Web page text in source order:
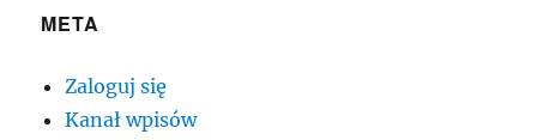
META
Zaloguj się
Kanał wpisów